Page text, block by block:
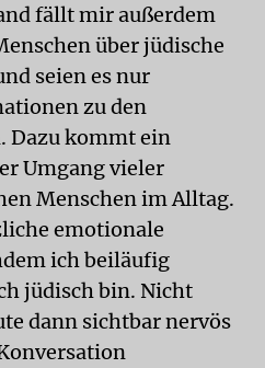
fällt mir außerdem
über jüdische
seien es nur
zu den
Dazu kommt ein
Umgang vieler
Menschen im Alltag.
emotionale
ich beiläufig
jüdisch bin. Nicht
dann sichtbar nervös